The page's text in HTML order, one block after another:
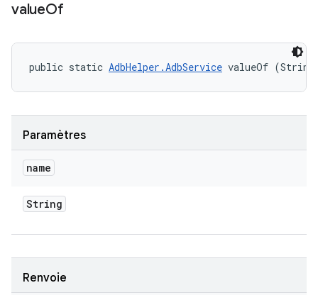
valueOf
public static AdbHelper.AdbService valueOf (String
Paramètres
name
String
Renvoie